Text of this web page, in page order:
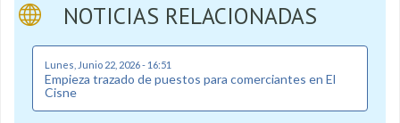
NOTICIAS RELACIONADAS
Lunes, Junio 22, 2026 - 16:51
Empieza trazado de puestos para comerciantes en El
Cisne